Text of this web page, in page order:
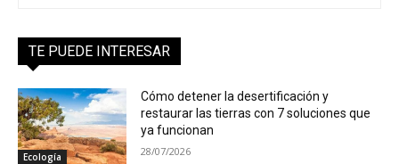
TE PUEDE INTERESAR
Ecología
Cómo detener la desertificación y
restaurar las tierras con 7 soluciones que
ya funcionan
28/07/2026